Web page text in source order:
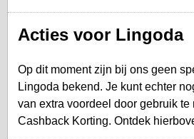
Acties voor Lingoda
Op dit moment zijn bij ons geen
Lingoda bekend. Je kunt echter
van extra voordeel door gebruik te
Cashback Korting. Ontdek